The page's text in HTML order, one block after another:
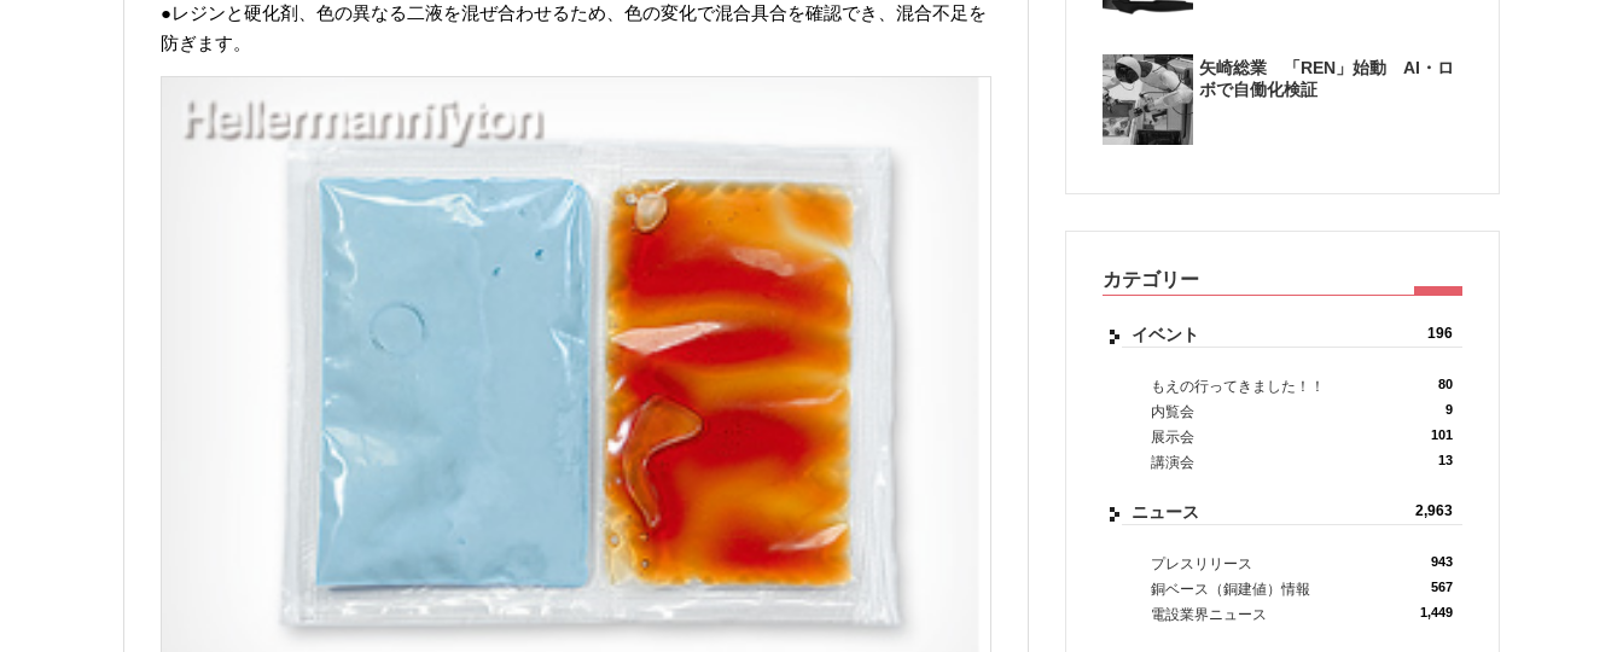
●レジンと硬化剤、色の異なる二液を混ぜ合わせるため、色の変化で混合具合を確認でき、混合不足を
防ぎます。
矢崎総業 「REN」始動 AI・ロ
ボで自働化検証
カテゴリー
イベント 196
もえの行ってきました！！ 80
内覧会 9
展示会 101
講演会 13
ニュース 2,963
プレスリリース 943
銅ベース（銅建値）情報 567
電設業界ニュース 1,449